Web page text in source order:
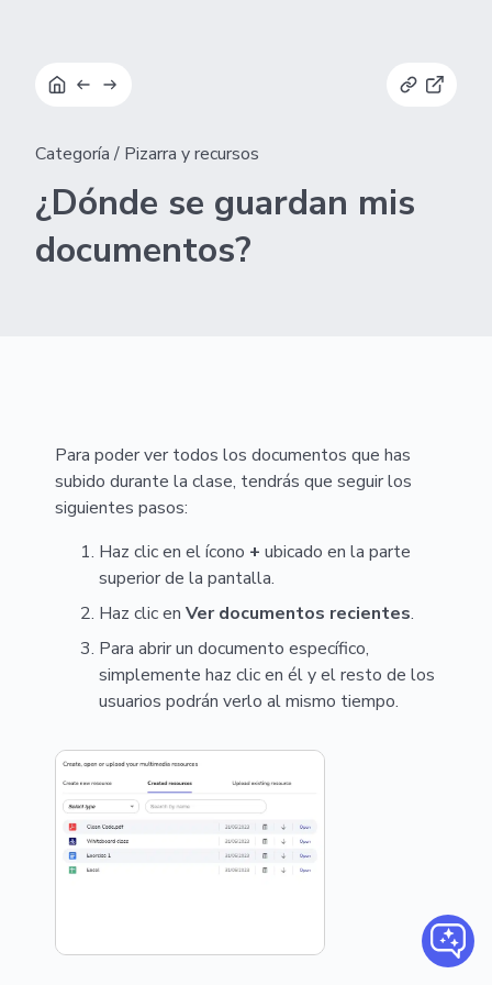
Categoría/ Pizarra y recursos
¿Dónde se guardan mis
documentos?
Para poder ver todos los documentos que has
subido durante la clase, tendrás que seguir los
siguientes pasos:
Haz clic en el ícono + ubicado en la parte
superior de la pantalla.
Haz clic en Ver documentos recientes.
Para abrir un documento específico,
simplemente haz clic en él y el resto de los
usuarios podrán verlo al mismo tiempo.